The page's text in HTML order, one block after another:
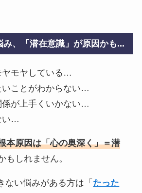
み、「潜在意識」が原因かも...
ヤモヤしている…
いことがわからない…
係が上手くいかない…
い…
本原因は「心の奥深く」＝潜
もしれません。
ない悩みがある方は「 たった